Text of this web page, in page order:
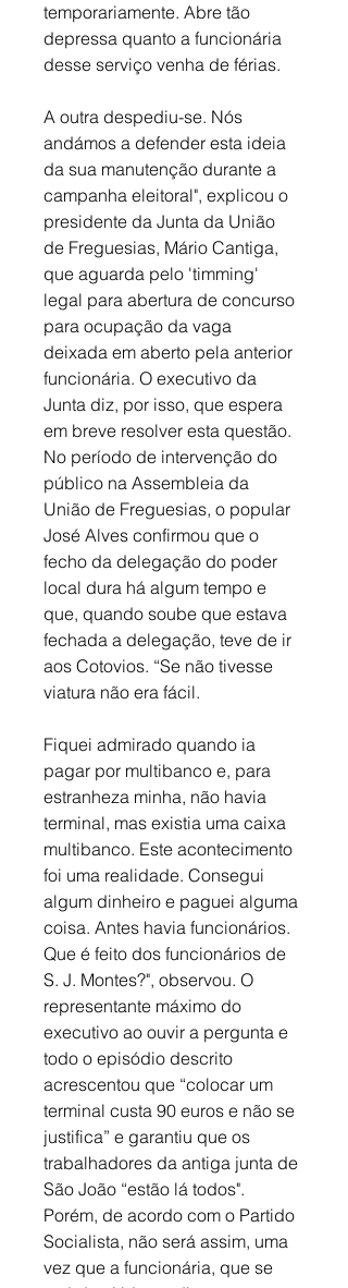
temporariamente. Abre tão
depressa quanto a funcionária
desse serviço venha de férias.
A outra despediu-se. Nós
andámos a defender esta ideia
da sua manutenção durante a
campanha eleitoral", explicou o
presidente da Junta da União
de Freguesias, Mário Cantiga,
que aguarda pelo 'timming'
legal para abertura de concurso
para ocupação da vaga
deixada em aberto pela anterior
funcionária. O executivo da
Junta diz, por isso, que espera
em breve resolver esta questão.
No período de intervenção do
público na Assembleia da
União de Freguesias, o popular
José Alves confirmou que o
fecho da delegação do poder
local dura há algum tempo e
que, quando soube que estava
fechada a delegação, teve de ir
aos Cotovios. “Se não tivesse
viatura não era fácil.
Fiquei admirado quando ia
pagar por multibanco e, para
estranheza minha, não havia
terminal, mas existia uma caixa
multibanco. Este acontecimento
foi uma realidade. Consegui
algum dinheiro e paguei alguma
coisa. Antes havia funcionários.
Que é feito dos funcionários de
S. J. Montes?", observou. O
representante máximo do
executivo ao ouvir a pergunta e
todo o episódio descrito
acrescentou que “colocar um
terminal custa 90 euros e não se
justifica” e garantiu que os
trabalhadores da antiga junta de
São João “estão lá todos".
Porém, de acordo com o Partido
Socialista, não será assim, uma
vez que a funcionária, que se